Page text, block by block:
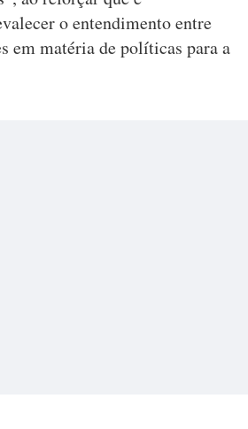
o entendimento entre
em matéria de políticas para a